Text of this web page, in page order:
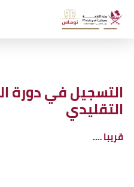
التسجيل في دورة
التقليدي
قريبا ….